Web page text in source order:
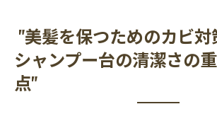
"美髪を保つためのカビ対
シャンプー台の清潔さの
点"